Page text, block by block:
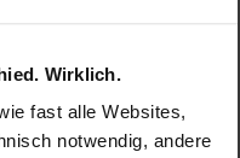
Wirklich.
fast alle Websites,
notwendig, andere